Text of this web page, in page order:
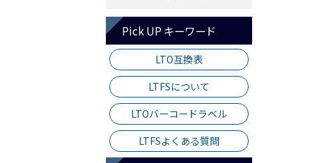
Pick UP キーワード
LTO互換表
LTFSについて
LTOバーコードラベル
LTFSよくある質問